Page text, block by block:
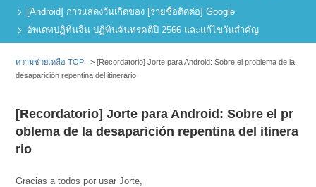
[Android] การแสดงวันเกิดของ [รายชื่อติดต่อ] Google
อัพเดทปฏิทินจีน ปฏิทินจันทรคติปี 2566 และแก้ไขวันสำคัญ
ความช่วยเหลือ TOP :>[Recordatorio] Jorte para Android: Sobre el problema de la
desaparición repentina del itinerario
[Recordatorio] Jorte para Android: Sobre el pr
oblema de la desaparición repentina del itinera
rio
Gracias a todos por usar Jorte,